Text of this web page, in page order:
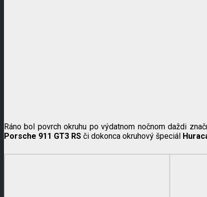
Ráno bol povrch okruhu po výdatnom nočnom daždi
Porsche 911 GT3 RS či dokonca okruhový špeciál